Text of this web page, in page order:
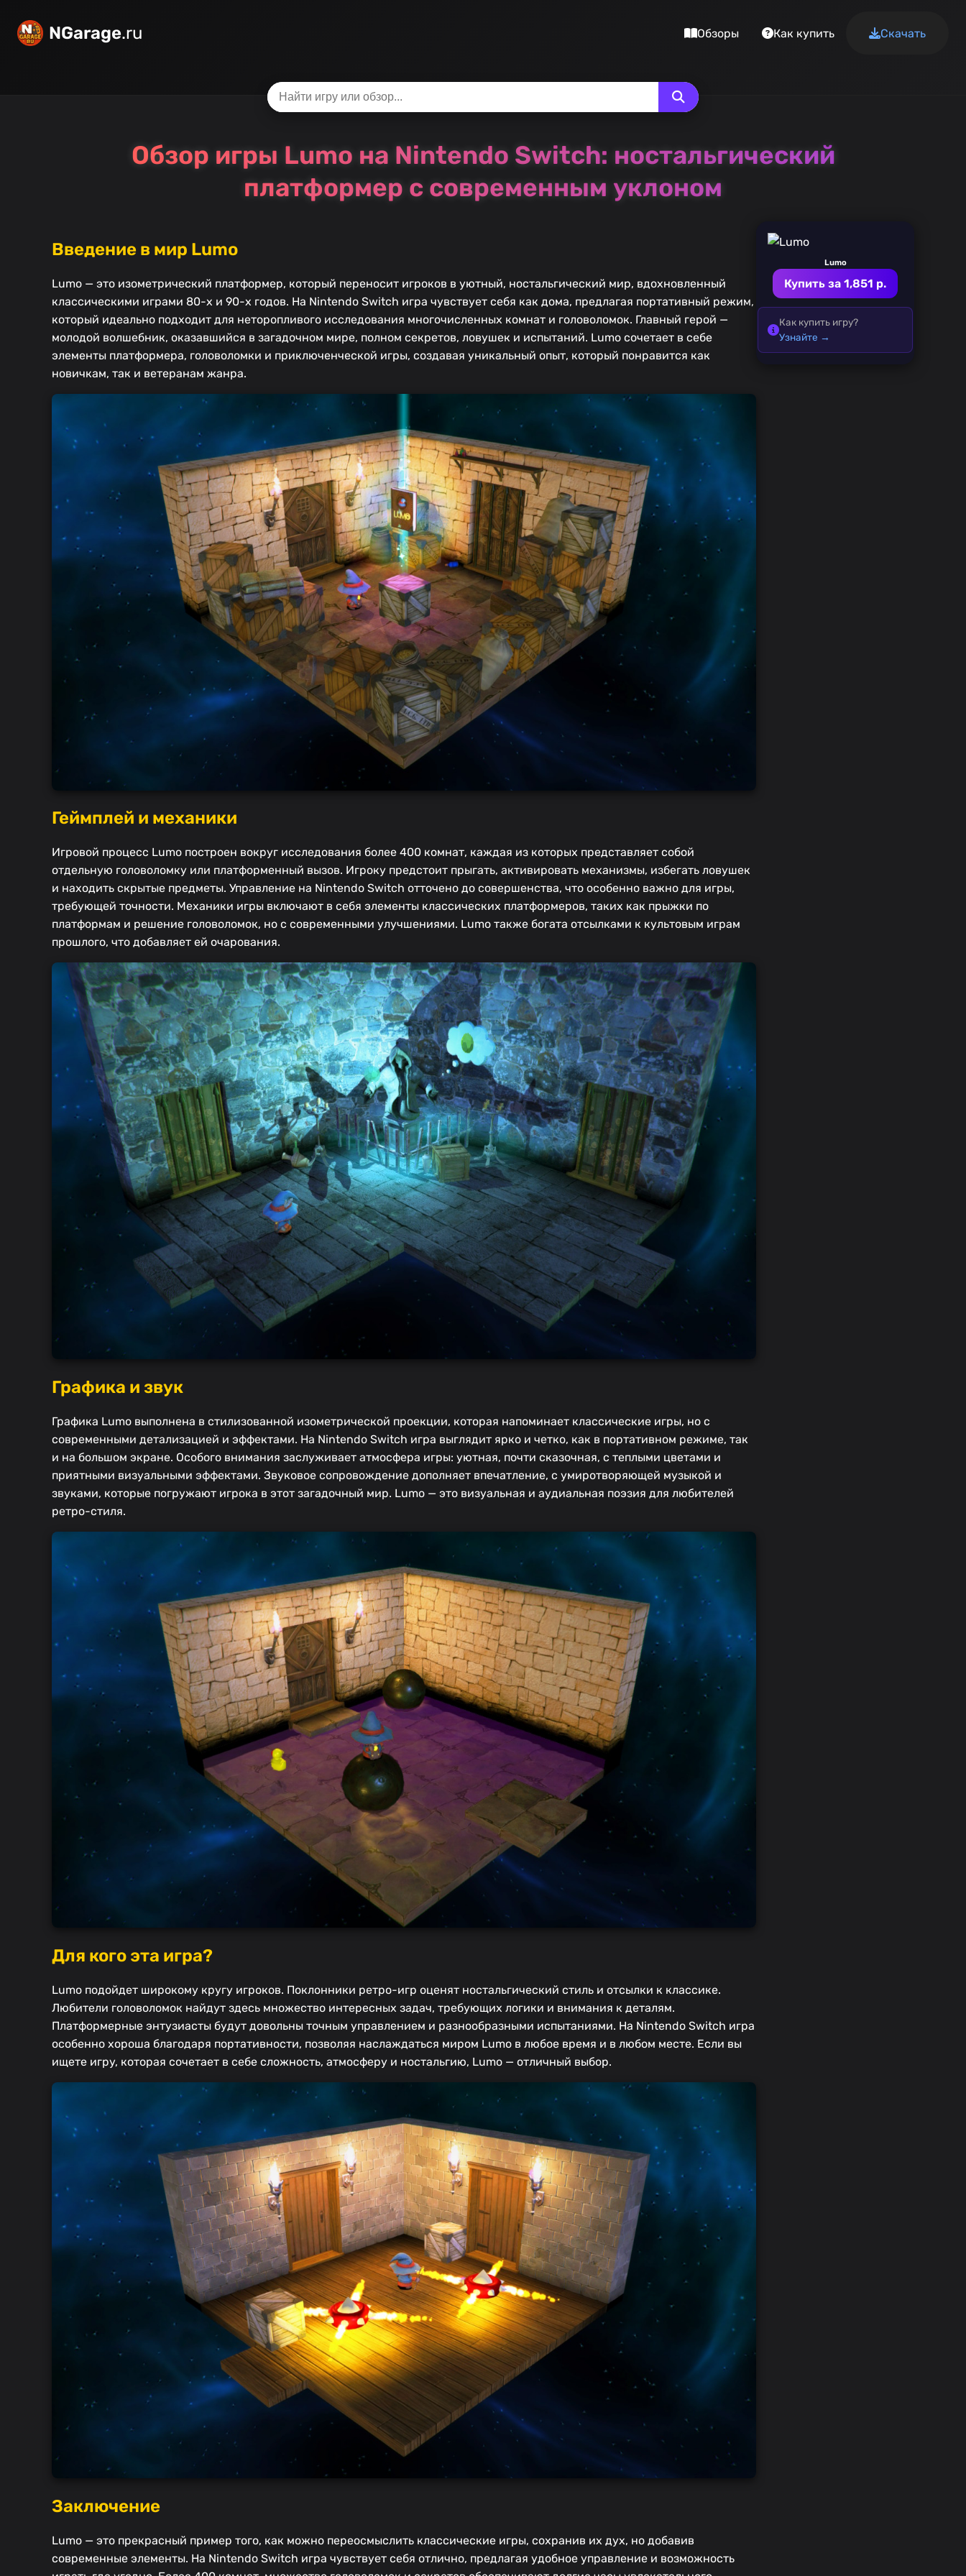
NGarage.ru Обзоры Как купить Скачать
Обзор игры Lumo на Nintendo Switch: ностальгический
платформер с современным уклоном
Введение в мир Lumo
Lumo — это изометрический платформер, который переносит игроков в уютный, ностальгический мир, вдохновленный
классическими играми 80-х и 90-х годов. На Nintendo Switch игра чувствует себя как дома, предлагая портативный режим,
который идеально подходит для неторопливого исследования многочисленных комнат и головоломок. Главный герой —
молодой волшебник, оказавшийся в загадочном мире, полном секретов, ловушек и испытаний. Lumo сочетает в себе
элементы платформера, головоломки и приключенческой игры, создавая уникальный опыт, который понравится как
новичкам, так и ветеранам жанра.
Геймплей и механики
Игровой процесс Lumo построен вокруг исследования более 400 комнат, каждая из которых представляет собой
отдельную головоломку или платформенный вызов. Игроку предстоит прыгать, активировать механизмы, избегать ловушек
и находить скрытые предметы. Управление на Nintendo Switch отточено до совершенства, что особенно важно для игры,
требующей точности. Механики игры включают в себя элементы классических платформеров, таких как прыжки по
платформам и решение головоломок, но с современными улучшениями. Lumo также богата отсылками к культовым играм
прошлого, что добавляет ей очарования.
Графика и звук
Графика Lumo выполнена в стилизованной изометрической проекции, которая напоминает классические игры, но с
современными детализацией и эффектами. На Nintendo Switch игра выглядит ярко и четко, как в портативном режиме, так
и на большом экране. Особого внимания заслуживает атмосфера игры: уютная, почти сказочная, с теплыми цветами и
приятными визуальными эффектами. Звуковое сопровождение дополняет впечатление, с умиротворяющей музыкой и
звуками, которые погружают игрока в этот загадочный мир. Lumo — это визуальная и аудиальная поэзия для любителей
ретро-стиля.
Для кого эта игра?
Lumo подойдет широкому кругу игроков. Поклонники ретро-игр оценят ностальгический стиль и отсылки к классике.
Любители головоломок найдут здесь множество интересных задач, требующих логики и внимания к деталям.
Платформерные энтузиасты будут довольны точным управлением и разнообразными испытаниями. На Nintendo Switch игра
особенно хороша благодаря портативности, позволяя наслаждаться миром Lumo в любое время и в любом месте. Если вы
ищете игру, которая сочетает в себе сложность, атмосферу и ностальгию, Lumo — отличный выбор.
Заключение
Lumo — это прекрасный пример того, как можно переосмыслить классические игры, сохранив их дух, но добавив
современные элементы. На Nintendo Switch игра чувствует себя отлично, предлагая удобное управление и возможность
Lumo
Купить за 1,851 р.
Как купить игру?
Узнайте →